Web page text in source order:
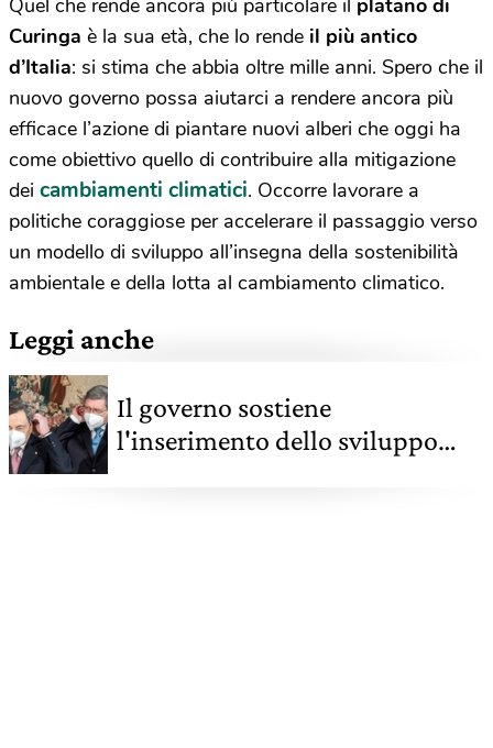
Curinga è la sua età, che lo rende il più antico
d’Italia: si stima che abbia oltre mille anni. Spero che il
nuovo governo possa aiutarci a rendere ancora più
efficace l’azione di piantare nuovi alberi che oggi ha
come obiettivo quello di contribuire alla mitigazione
dei cambiamenti climatici. Occorre lavorare a
politiche coraggiose per accelerare il passaggio verso
un modello di sviluppo all’insegna della sostenibilità
ambientale e della lotta al cambiamento climatico.
Leggi anche
Il governo sostiene
l'inserimento dello sviluppo